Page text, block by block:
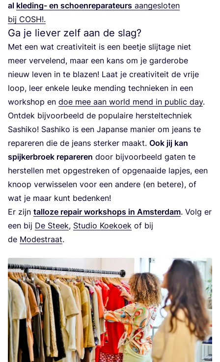
al kle­ding- en schoen­re­pa­ra­teurs aan­ge­slo­ten
bij COSH!.
Ga je liever zelf aan de slag?
Met een wat cre­a­ti­vi­teit is een beet­je slij­ta­ge niet
meer ver­ve­lend, maar een kans om je gar­de­ro­be
nieuw leven in te bla­zen! Laat je cre­a­ti­vi­teit de vrije
loop, leer enke­le leu­ke men­ding tech­nie­ken in een
work­shop en doe mee aan world mend in public day.
Ont­dek bij­voor­beeld de popu­lai­re her­stel­tech­niek
Sas­hi­ko! Sas­hi­ko is een Japan­se manier om jeans te
repa­re­ren die de jeans ster­ker maakt. Ook jij kan
spij­ker­broek repa­re­ren door bij­voor­beeld gaten te
her­stel­len met opge­stre­ken of opge­naai­de lap­jes, een
knoop ver­wis­se­len voor een ande­re (en bete­re), of
wat je maar kunt bedenken!
Er zijn tal­lo­ze repair work­shops in Amster­dam. Volg er
een bij De Steek, Stu­dio Koe­koek of bij
de Mode­straat.